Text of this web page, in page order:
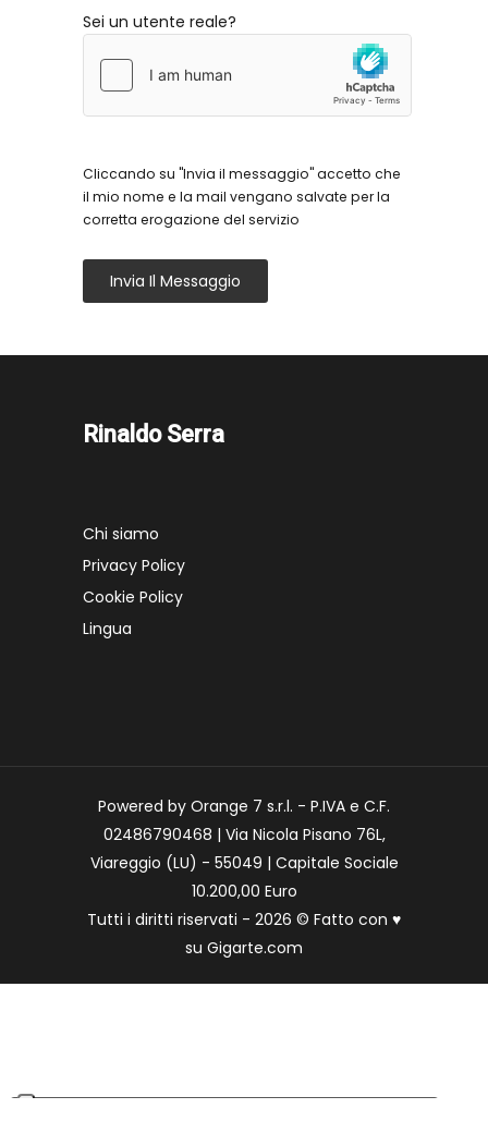
Sei un utente reale?
Cliccando su "Invia il messaggio" accetto che
il mio nome e la mail vengano salvate per la
corretta erogazione del servizio
Invia Il Messaggio
Rinaldo Serra
Chi siamo
Privacy Policy
Cookie Policy
Lingua
Powered by Orange 7 s.r.l. - P.IVA e C.F.
02486790468 | Via Nicola Pisano 76L,
Viareggio (LU) - 55049 | Capitale Sociale
10.200,00 Euro
Tutti i diritti riservati - 2026 © Fatto con ♥
su Gigarte.com